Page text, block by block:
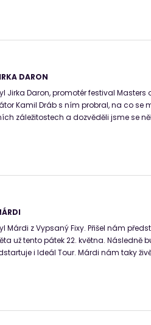
DARON
Jirka Daron, promotér festival Masters
Kamil Dráb s ním probral, na co se
záležitostech a dozvěděli jsme se
Márdi z Vypsaný Fixy. Přišel nám
už tento pátek 22. května. Následně
i Ideál Tour. Márdi nám taky